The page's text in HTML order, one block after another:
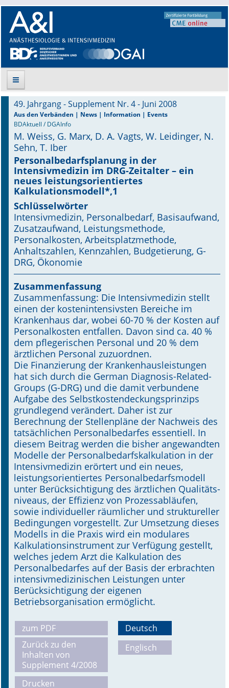
Suche
Aktuelle Ausgabe
Leitlinien
Archiv
Supplements
Supplements OrphanAnesthesia
Online First
A&I English
Mediadaten
Autoren-Service
Bestell-Service
Stellenmarkt
Kongresskalender
49. Jahrgang - Supplement Nr. 4 - Juni 2008
Aus den Verbänden | News | Information | Events
BDAktuell / DGAInfo
M. Weiss, G. Marx, D. A. Vagts, W. Leidinger, N.
Sehn, T. Iber
Personalbedarfsplanung in der
Intensivmedizin im DRG-Zeitalter – ein
neues leistungsorientiertes
Kalkulationsmodell*,1
Schlüsselwörter
Intensivmedizin, Personalbedarf, Basisaufwand,
Zusatzaufwand, Leistungsmethode,
Personalkosten, Arbeitsplatzmethode,
Anhaltszahlen, Kennzahlen, Budgetierung, G-
DRG, Ökonomie
Zusammenfassung
Zusammenfassung: Die Intensivmedizin stellt
einen der kostenintensivsten Bereiche im
Kranken­haus dar, wobei 60-70 % der Kosten auf
Personal­kosten entfallen. Davon sind ca. 40 %
dem pflegerischen Personal und 20 % dem
ärztlichen Personal zuzuordnen.
Die Finanzierung der Krankenhaus­leis­tungen
hat sich durch die German Diagnosis-Related-
Groups (G-DRG) und die damit verbundene
Aufgabe des Selbstkostendeckungsprinzips
grundlegend verändert. Daher ist zur
Berechnung der Stellen­pläne der Nachweis des
tatsächlichen Per­­sonal­bedarfes essentiell. In
diesem Beitrag werden die bisher angewandten
Modelle der Personal­bedarfs­­kalkulation in der
Intensivmedizin erörtert und ein neues,
leistungsorientiertes Personalbedarfs­modell
unter Berücksichtigung des ärztlichen Qualitäts­
niveaus, der Effizienz von Prozessabläufen,
sowie individueller räumlicher und struktureller
Bedingungen vorgestellt. Zur Umsetzung dieses
Modells in die Praxis wird ein modulares
Kalkula­tions­­instrument zur Verfügung gestellt,
welches jedem Arzt die Kalkulation des
Personalbedarfes auf der Basis der erbrachten
intensivmedizinischen Leistungen unter
Berücksichtigung der eigenen
Betriebsorganisation ermöglicht.
zum PDF
Zurück zu den
Inhalten von
Supplement 4/2008
Drucken
Deutsch
Englisch